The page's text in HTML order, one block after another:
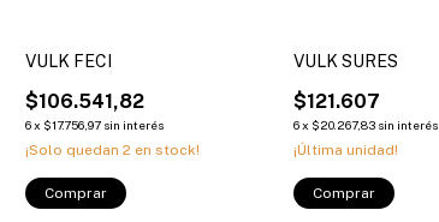
VULK FECI
$106.541,82
6x $17.756,97 sin interés
¡Solo quedan2 en stock!
Comprar
VULK SURES
$121.607
6 x $20.267,83 sin interés
¡Última unidad!
Comprar